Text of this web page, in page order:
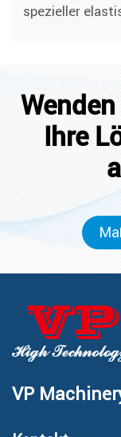
spezieller
Ihre
VP